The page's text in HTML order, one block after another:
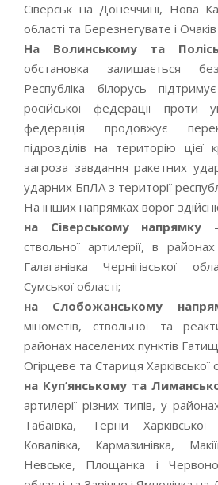
Сіверськ на Донеччині, Нова
області та Березнегувате і
На Волинському та
обстановка залишається
Республіка білорусь
російської федерації проти
федерація продовжує
підрозділів на територію цієї
загроза завдання ракетних
ударних БпЛА з території
На інших напрямках ворог
на Сіверському напрямку
ствольної артилерії, в
Галаганівка Чернігівської
Сумської області;
на Слобожанському
мінометів, ствольної та
районах населених пунктів
Огірцеве та Стариця Харківської
на Куп’янському та
артилерії різних типів, у
Табаївка, Терни Харківської
Ковалівка, Кармазинівка,
Невське, Площанка і